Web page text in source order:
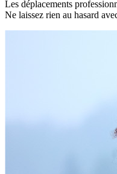
Les déplacements
Ne laissez rien au hasard